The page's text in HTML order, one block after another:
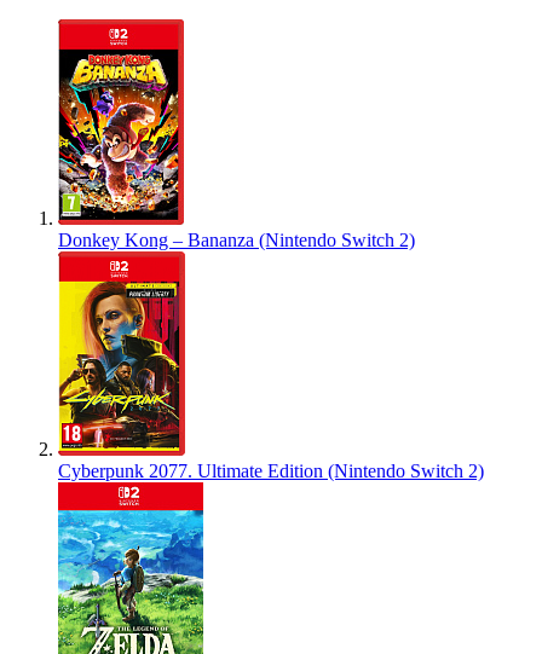
Donkey Kong – Bananza (Nintendo Switch 2)
Cyberpunk 2077. Ultimate Edition (Nintendo Switch 2)